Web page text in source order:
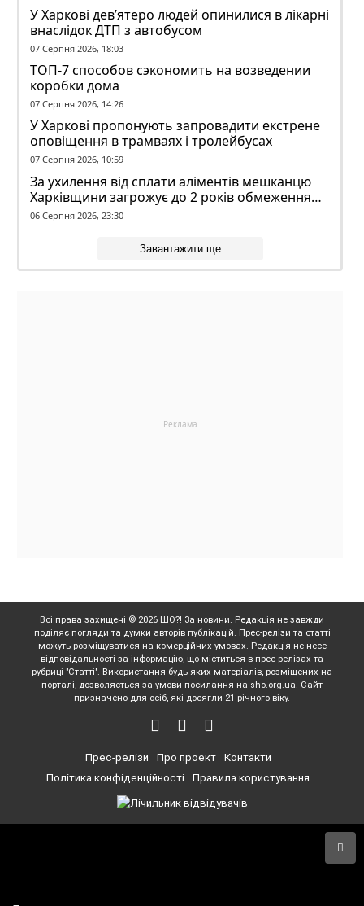
У Харкові дев’ятеро людей опинилися в лікарні
внаслідок ДТП з автобусом
07 Серпня 2026, 18:03
ТОП-7 способов сэкономить на возведении
коробки дома
07 Серпня 2026, 14:26
У Харкові пропонують запровадити екстрене
оповіщення в трамваях і тролейбусах
07 Серпня 2026, 10:59
За ухилення від сплати аліментів мешканцю
Харківщини загрожує до 2 років обмеження
волі
06 Серпня 2026, 23:30
Завантажити ще
Всі права захищені © 2026 ШО?! За новини. Редакція не завжди
поділяє погляди та думки авторів публікацій. Прес-релізи та статті
можуть розміщуватися на комерційних умовах. Редакція не несе
відповідальності за інформацію, що міститься в прес-релізах та
рубриці "Статті". Використання будь-яких матеріалів, розміщених на
порталі, дозволяється за умови посилання на sho.org.ua. Сайт
призначено для осіб, які досягли 21-річного віку.
Прес-релізи Про проект
Контакти
Політика конфіденційності
Правила користування